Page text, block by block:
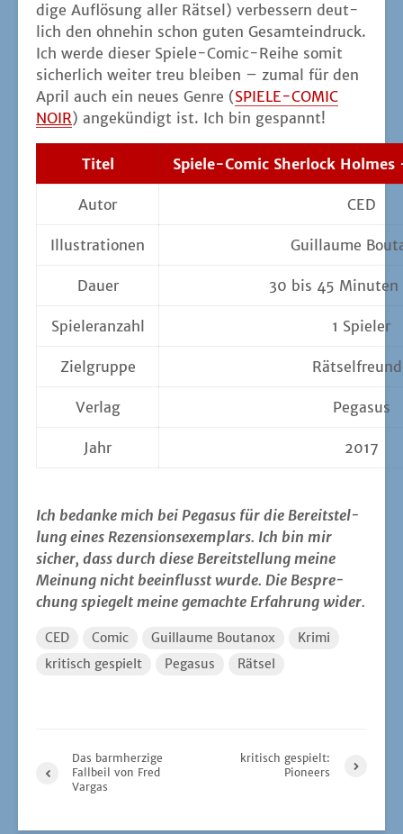
di­ge Auf­lö­sung aller Rät­sel) ver­bes­sern deut­
lich den ohne­hin schon guten Gesamt­ein­druck.
Ich wer­de die­ser Spie­le-Comic-Rei­he somit
sicher­lich wei­ter treu blei­ben – zumal für den
April auch ein neu­es Gen­re (SPIELE-COMIC
NOIR) ange­kün­digt ist. Ich bin gespannt!
Titel Spie­le-Comic Sher­lock
Autor CED
Illus­tra­tio­nen Guil­laume
Dau­er 30 bis 45 Minu­ten
Spie­ler­an­zahl 1 Spie­ler
Ziel­grup­pe
Ver­lag Pega­sus
Jahr 2017
Ich bedan­ke mich bei Pega­sus für die Bereit­stel­
lung eines Rezen­si­ons­exem­plars. Ich bin mir
sicher, dass durch die­se Bereit­stel­lung mei­ne
Mei­nung nicht beein­flusst wur­de. Die Bespre­
chung spie­gelt mei­ne gemach­te Erfah­rung wider.
CED Comic Guillaume Boutanox
Krimi
kritisch gespielt
Pegasus Rätsel
Das barmherzige
Fallbeil von Fred
Vargas
kritisch gespielt:
Pioneers